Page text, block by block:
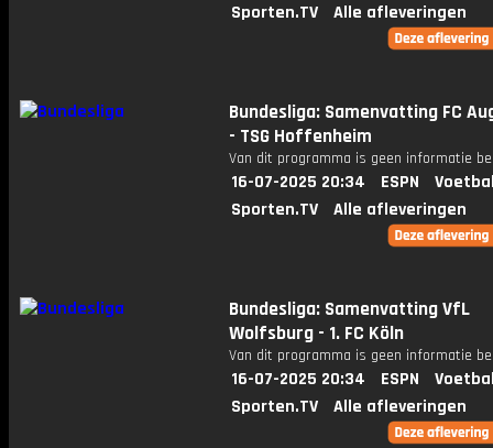
Sporten.TV
Alle afleveringen
Bundesliga: Samenvatting FC
- TSG Hoffenheim
Van dit programma is geen informatie
16-07-2025 20:34 ESPN
Sporten.TV
Alle afleveringen
Bundesliga: Samenvatting VfL
Wolfsburg - 1. FC Köln
Van dit programma is geen informatie
16-07-2025 20:34 ESPN
Sporten.TV
Alle afleveringen